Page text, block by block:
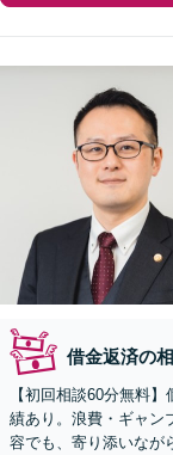
借金返済の
【初回相談60分無料
績あり。浪費・ギャン
容でも、寄り添いなが